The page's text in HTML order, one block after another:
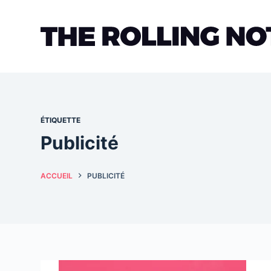
ÉTIQUETTE
Publicité
ACCUEIL PUBLICITÉ